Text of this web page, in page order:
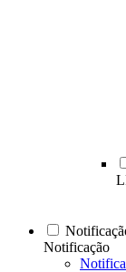
Notificação